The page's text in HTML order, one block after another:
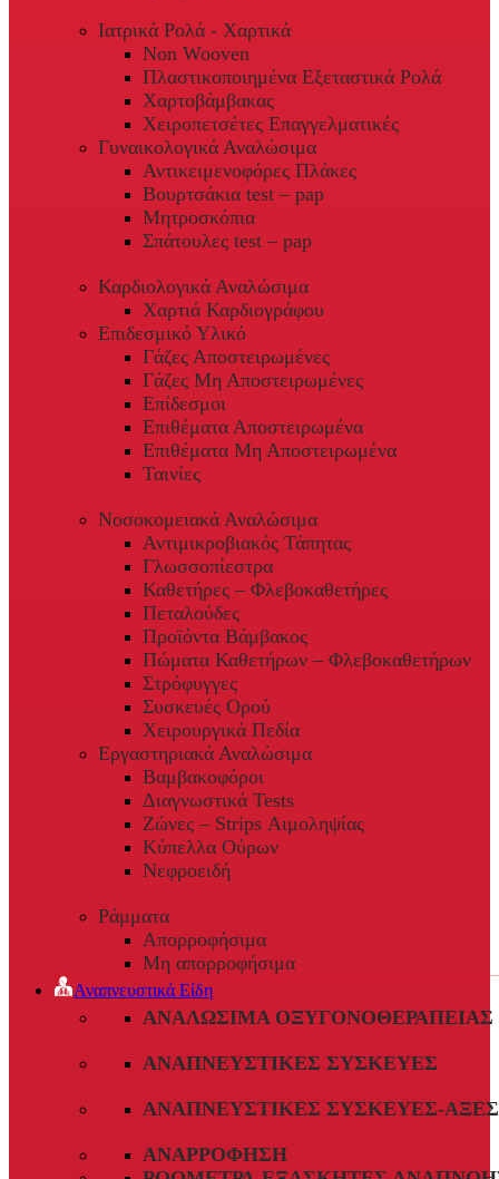
Ιατρικά Ρολά - Χαρτικά
Non Wooven
Πλαστικοποιημένα Εξεταστικά Ρολά
Χαρτοβάμβακας
Χειροπετσέτες Επαγγελματικές
Γυναικολογικά Αναλώσιμα
Αντικειμενοφόρες Πλάκες
Βουρτσάκια test – pap
Μητροσκόπια
Σπάτουλες test – pap
Καρδιολογικά Αναλώσιμα
Χαρτιά Καρδιογράφου
Επιδεσμικό Υλικό
Γάζες Αποστειρωμένες
Γάζες Μη Αποστειρωμένες
Επίδεσμοι
Επιθέματα Αποστειρωμένα
Επιθέματα Μη Αποστειρωμένα
Ταινίες
Νοσοκομειακά Αναλώσιμα
Αντιμικροβιακός Τάπητας
Γλωσσοπίεστρα
Καθετήρες – Φλεβοκαθετήρες
Πεταλούδες
Προϊόντα Βάμβακος
Πώματα Καθετήρων – Φλεβοκαθετήρων
Στρόφυγγες
Συσκευές Ορού
Χειρουργικά Πεδία
Εργαστηριακά Αναλώσιμα
Βαμβακοφόροι
Διαγνωστικά Tests
Ζώνες – Strips Αιμοληψίας
Κύπελλα Ούρων
Νεφροειδή
Ράμματα
Απορροφήσιμα
Μη απορροφήσιμα
Αναπνευστικά Είδη
ΑΝΑΛΏΣΙΜΑ ΟΞΥΓΟΝΟΘΕΡΑΠΕΊΑΣ
ΑΝΑΠΝΕΥΣΤΙΚΈΣ ΣΥΣΚΕΥΈΣ
ΑΝΑΠΝΕΥΣΤΙΚΈΣ ΣΥΣΚΕΥΈΣ-
ΑΝΑΡΡΌΦΗΣΗ